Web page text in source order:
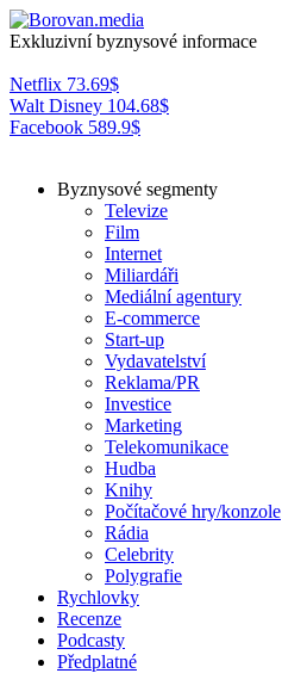
Exkluzivní byznysové informace
Netflix 73.69$
Walt Disney 104.68$
Facebook 589.9$
Byznysové segmenty
Televize
Film
Internet
Miliardáři
Mediální agentury
E-commerce
Start-up
Vydavatelství
Reklama/PR
Investice
Marketing
Telekomunikace
Hudba
Knihy
Počítačové hry/konzole
Rádia
Celebrity
Polygrafie
Rychlovky
Recenze
Podcasty
Předplatné